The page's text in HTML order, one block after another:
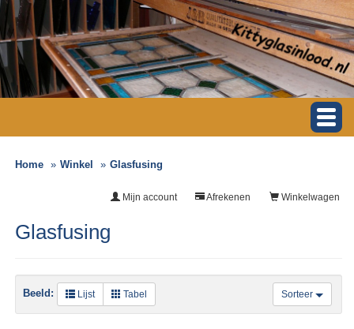
Home Winkel Glasfusing
Winkelwagen
Afrekenen
Mijn account
Glasfusing
Sorteer
Beeld: Lijst Tabel